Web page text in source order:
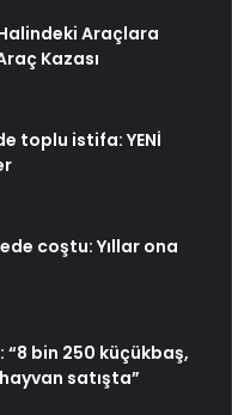
Araçlara
Kazası
toplu istifa: YENİ
coştu: Yıllar ona
“8 bin 250 küçükbaş,
satışta”